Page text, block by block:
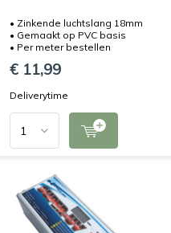
• Zinkende luchtslang 18mm
• Gemaakt op PVC basis
• Per meter bestellen
€ 11,99
Deliverytime